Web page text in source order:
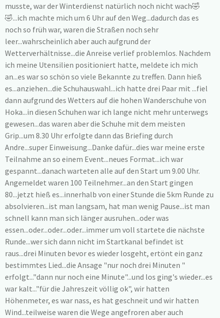
musste, war der Winterdienst natürlich noch nicht wach🤣
🤣...ich machte mich um 6 Uhr auf den Weg...dadurch das es
noch so früh war, waren die Straßen noch sehr
leer...wahrscheinlich aber auch aufgrund der
Wetterverhältnisse...die Anreise verlief problemlos. Nachdem
ich meine Utensilien positioniert hatte, meldete ich mich
an...es war so schön so viele Bekannte zu treffen. Dann hieß
es...anziehen...die Schuhauswahl...ich hatte drei Paar mit ...fiel
dann aufgrund des Wetters auf die hohen Wanderschuhe von
Hoka...in diesen Schuhen war ich lange nicht mehr unterwegs
gewesen...das waren aber die Schuhe mit dem meisten
Grip...um 8.30 Uhr erfolgte dann das Briefing durch
Andre...super Einweisung...Danke dafür...dies war meine erste
Teilnahme an so einem Event...neues Format...ich war
gespannt...danach warteten alle auf den Start um 9.00 Uhr.
Angemeldet waren 100 Teilnehmer...an den Start gingen
80...jetzt hieß es...innerhalb von einer Stunde die 5km Runde zu
absolvieren...ist man langsam, hat man wenig Pause...ist man
schnell kann man sich länger ausruhen...oder was
essen...oder...oder...oder...immer um voll startete die nächste
Runde...wer sich dann nicht im Startkanal befindet ist
raus...drei Minuten bevor es wieder losgeht, ertönt ein ganz
bestimmtes Lied...die Ansage "nur noch drei Minuten "
erfolgt..."dann nur noch eine Minute"...und los ging's wieder...es
war kalt..."für die Jahreszeit völlig ok", wir hatten
Höhenmeter, es war nass, es hat geschneit und wir hatten
Wind...teilweise waren die Wege angefroren aber auch